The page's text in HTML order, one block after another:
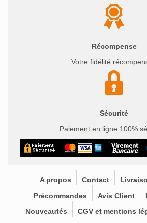
Récompense
Votre fidélité
Sécurité
Paiement en ligne 100%
A propos Contact
Précommandes
Avis Client
Nouveautés
CGV et mentions